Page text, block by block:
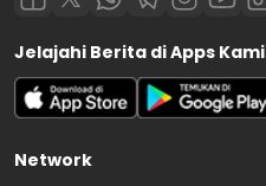
Jelajahi Berita di Apps Kami
Network